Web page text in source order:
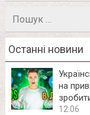
Останні новини
на
12:06